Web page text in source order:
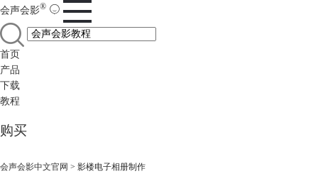
会声会影®
首页
产品
下载
教程
购买
会声会影中文官网 > 影楼电子相册制作